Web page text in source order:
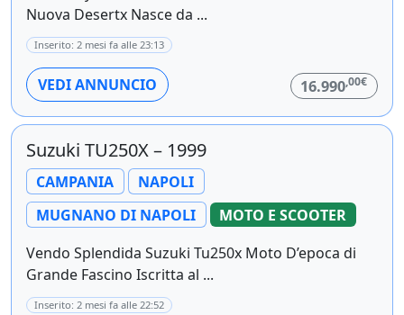
Nuova Desertx Nasce da ...
Inserito: 2 mesi fa alle 23:13
VEDI ANNUNCIO 16.990,00€
Suzuki TU250X – 1999
CAMPANIA
NAPOLI
MUGNANO DI NAPOLI
MOTO E SCOOTER
Vendo Splendida Suzuki Tu250x Moto D’epoca di
Grande Fascino Iscritta al ...
Inserito: 2 mesi fa alle 22:52